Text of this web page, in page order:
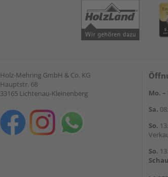
Holz-Mehring GmbH & Co. KG
Hauptstr. 68
33165 Lichtenau-Kleinenberg
Mo. –
Sa.
So.
So.